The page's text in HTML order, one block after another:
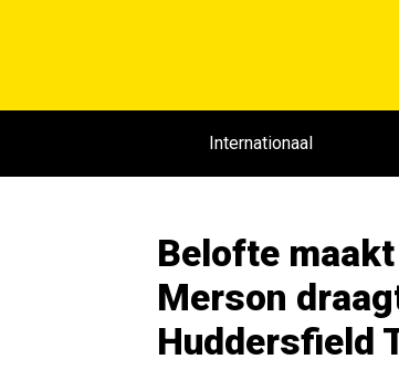
Internationaal
Belofte
Merson
Huddersfield